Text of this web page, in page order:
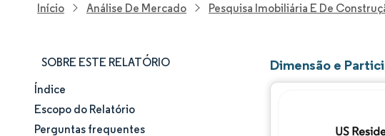
Início Análise De Mercado Pesquisa Imobiliária E De
SOBRE ESTE RELATÓRIO
Tamanho e participação de mercado
Análise de mercado
Índice
Escopo do Relatório
Perguntas frequentes
Dimensão e